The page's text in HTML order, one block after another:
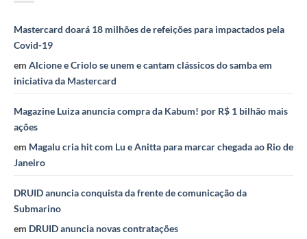
Mastercard doará 18 milhões de refeições para impactados pela
Covid-19
em Alcione e Criolo se unem e cantam clássicos do samba em
iniciativa da Mastercard
Magazine Luiza anuncia compra da Kabum! por R$ 1 bilhão mais
ações
em Magalu cria hit com Lu e Anitta para marcar chegada ao Rio de
Janeiro
DRUID anuncia conquista da frente de comunicação da
Submarino
em DRUID anuncia novas contratações